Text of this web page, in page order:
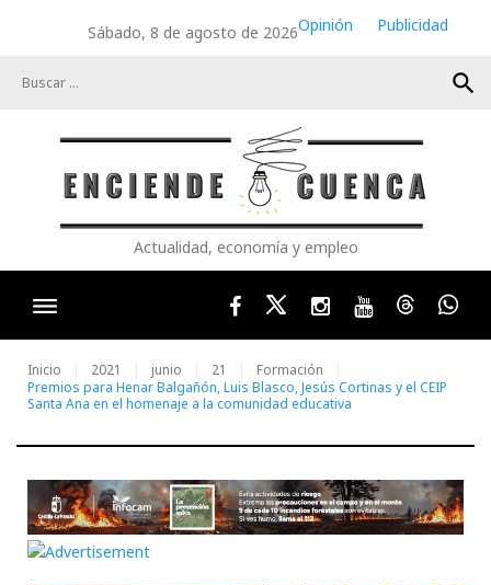
Sábado, 8 de agosto de 2026Opinión
Publicidad
search
Actualidad, economía y empleo
FacebookTwitterInstagram
YoutubeThreads
Inicio 2021 junio 21
Formación
Premios para Henar Balgañón, Luis Blasco, Jesús Cortinas y el CEIP
Santa Ana en el homenaje a la comunidad educativa